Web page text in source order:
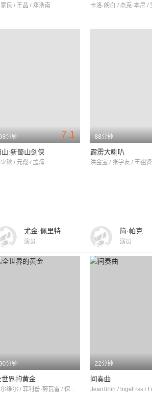
良 / 王晶 / 郑浩南
7.1
分钟
山:新蜀山剑侠
秋 / 元彪 / 孟海
88分钟
霹雳大喇叭
洪金宝 / 张学友 / 王祖贤
尤金·佩里特
演员
简·帕克
演员
分钟
世界的黄金
布尔维尔 / 菲利普·努瓦雷 / 保罗·梅塞
22分钟
间奏曲